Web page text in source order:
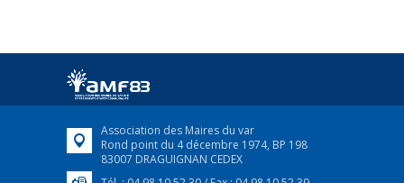
Association des Maires du var
Rond point du 4 décembre 1974, BP 198
83007 DRAGUIGNAN CEDEX